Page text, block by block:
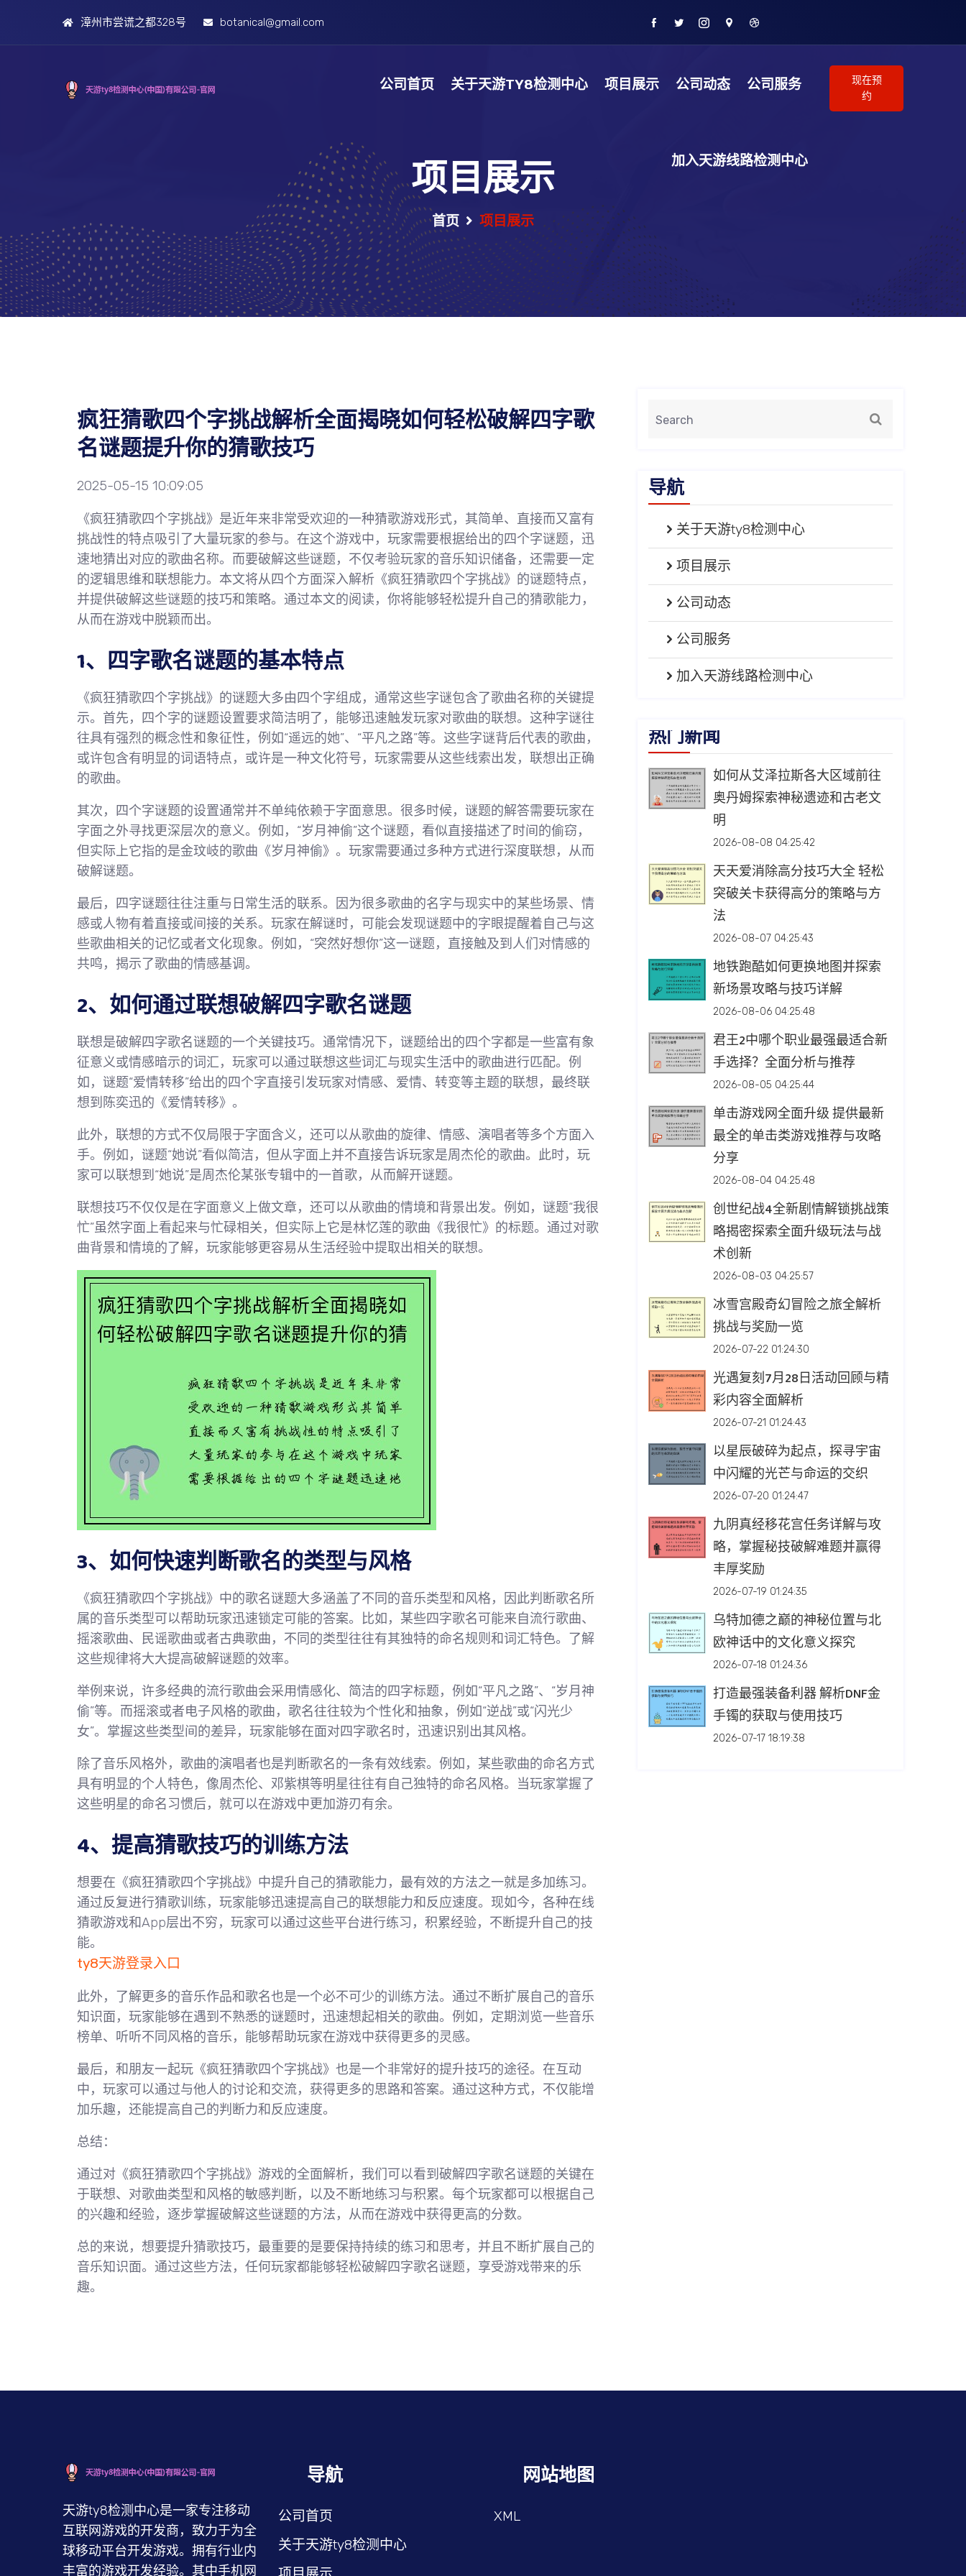
漳州市尝谎之都328号 botanical@gmail.com
公司首页 关于天游TY8检测中心 项目展示 公司动态 公司服务
加入天游线路检测中心
现在预
约
项目展示
首页 项目展示
疯狂猜歌四个字挑战解析全面揭晓如何轻松破解四字歌
名谜题提升你的猜歌技巧
2025-05-15 10:09:05
《疯狂猜歌四个字挑战》是近年来非常受欢迎的一种猜歌游戏形式，其简单、直接而又富有
挑战性的特点吸引了大量玩家的参与。在这个游戏中，玩家需要根据给出的四个字谜题，迅
速地猜出对应的歌曲名称。而要破解这些谜题，不仅考验玩家的音乐知识储备，还需要一定
的逻辑思维和联想能力。本文将从四个方面深入解析《疯狂猜歌四个字挑战》的谜题特点，
并提供破解这些谜题的技巧和策略。通过本文的阅读，你将能够轻松提升自己的猜歌能力，
从而在游戏中脱颖而出。
1、四字歌名谜题的基本特点
《疯狂猜歌四个字挑战》的谜题大多由四个字组成，通常这些字谜包含了歌曲名称的关键提
示。首先，四个字的谜题设置要求简洁明了，能够迅速触发玩家对歌曲的联想。这种字谜往
往具有强烈的概念性和象征性，例如“遥远的她”、“平凡之路”等。这些字谜背后代表的歌曲，
或许包含有明显的词语特点，或许是一种文化符号，玩家需要从这些线索出发，联想出正确
的歌曲。
其次，四个字谜题的设置通常并不单纯依赖于字面意思。很多时候，谜题的解答需要玩家在
字面之外寻找更深层次的意义。例如，“岁月神偷”这个谜题，看似直接描述了时间的偷窃，
但实际上它指的是金玟岐的歌曲《岁月神偷》。玩家需要通过多种方式进行深度联想，从而
破解谜题。
最后，四字谜题往往注重与日常生活的联系。因为很多歌曲的名字与现实中的某些场景、情
感或人物有着直接或间接的关系。玩家在解谜时，可能会发现谜题中的字眼提醒着自己与这
些歌曲相关的记忆或者文化现象。例如，“突然好想你”这一谜题，直接触及到人们对情感的
共鸣，揭示了歌曲的情感基调。
2、如何通过联想破解四字歌名谜题
联想是破解四字歌名谜题的一个关键技巧。通常情况下，谜题给出的四个字都是一些富有象
征意义或情感暗示的词汇，玩家可以通过联想这些词汇与现实生活中的歌曲进行匹配。例
如，谜题“爱情转移”给出的四个字直接引发玩家对情感、爱情、转变等主题的联想，最终联
想到陈奕迅的《爱情转移》。
此外，联想的方式不仅局限于字面含义，还可以从歌曲的旋律、情感、演唱者等多个方面入
手。例如，谜题“她说”看似简洁，但从字面上并不直接告诉玩家是周杰伦的歌曲。此时，玩
家可以联想到“她说”是周杰伦某张专辑中的一首歌，从而解开谜题。
联想技巧不仅仅是在字面意义上做文章，还可以从歌曲的情境和背景出发。例如，谜题“我很
忙”虽然字面上看起来与忙碌相关，但实际上它是林忆莲的歌曲《我很忙》的标题。通过对歌
曲背景和情境的了解，玩家能够更容易从生活经验中提取出相关的联想。
3、如何快速判断歌名的类型与风格
《疯狂猜歌四个字挑战》中的歌名谜题大多涵盖了不同的音乐类型和风格，因此判断歌名所
属的音乐类型可以帮助玩家迅速锁定可能的答案。比如，某些四字歌名可能来自流行歌曲、
摇滚歌曲、民谣歌曲或者古典歌曲，不同的类型往往有其独特的命名规则和词汇特色。了解
这些规律将大大提高破解谜题的效率。
举例来说，许多经典的流行歌曲会采用情感化、简洁的四字标题，例如“平凡之路”、“岁月神
偷”等。而摇滚或者电子风格的歌曲，歌名往往较为个性化和抽象，例如“逆战”或“闪光少
女”。掌握这些类型间的差异，玩家能够在面对四字歌名时，迅速识别出其风格。
除了音乐风格外，歌曲的演唱者也是判断歌名的一条有效线索。例如，某些歌曲的命名方式
具有明显的个人特色，像周杰伦、邓紫棋等明星往往有自己独特的命名风格。当玩家掌握了
这些明星的命名习惯后，就可以在游戏中更加游刃有余。
4、提高猜歌技巧的训练方法
想要在《疯狂猜歌四个字挑战》中提升自己的猜歌能力，最有效的方法之一就是多加练习。
通过反复进行猜歌训练，玩家能够迅速提高自己的联想能力和反应速度。现如今，各种在线
猜歌游戏和App层出不穷，玩家可以通过这些平台进行练习，积累经验，不断提升自己的技
能。
ty8天游登录入口
此外，了解更多的音乐作品和歌名也是一个必不可少的训练方法。通过不断扩展自己的音乐
知识面，玩家能够在遇到不熟悉的谜题时，迅速想起相关的歌曲。例如，定期浏览一些音乐
榜单、听听不同风格的音乐，能够帮助玩家在游戏中获得更多的灵感。
最后，和朋友一起玩《疯狂猜歌四个字挑战》也是一个非常好的提升技巧的途径。在互动
中，玩家可以通过与他人的讨论和交流，获得更多的思路和答案。通过这种方式，不仅能增
加乐趣，还能提高自己的判断力和反应速度。
总结：
通过对《疯狂猜歌四个字挑战》游戏的全面解析，我们可以看到破解四字歌名谜题的关键在
于联想、对歌曲类型和风格的敏感判断，以及不断地练习与积累。每个玩家都可以根据自己
的兴趣和经验，逐步掌握破解这些谜题的方法，从而在游戏中获得更高的分数。
总的来说，想要提升猜歌技巧，最重要的是要保持持续的练习和思考，并且不断扩展自己的
音乐知识面。通过这些方法，任何玩家都能够轻松破解四字歌名谜题，享受游戏带来的乐
趣。
导航
关于天游ty8检测中心
项目展示
公司动态
公司服务
加入天游线路检测中心
热门新闻
如何从艾泽拉斯各大区域前往
奥丹姆探索神秘遗迹和古老文
明
2026-08-08 04:25:42
天天爱消除高分技巧大全 轻松
突破关卡获得高分的策略与方
法
2026-08-07 04:25:43
地铁跑酷如何更换地图并探索
新场景攻略与技巧详解
2026-08-06 04:25:48
君王2中哪个职业最强最适合新
手选择？全面分析与推荐
2026-08-05 04:25:44
单击游戏网全面升级 提供最新
最全的单击类游戏推荐与攻略
分享
2026-08-04 04:25:48
创世纪战4全新剧情解锁挑战策
略揭密探索全面升级玩法与战
术创新
2026-08-03 04:25:57
冰雪宫殿奇幻冒险之旅全解析
挑战与奖励一览
2026-07-22 01:24:30
光遇复刻7月28日活动回顾与精
彩内容全面解析
2026-07-21 01:24:43
以星辰破碎为起点，探寻宇宙
中闪耀的光芒与命运的交织
2026-07-20 01:24:47
九阴真经移花宫任务详解与攻
略，掌握秘技破解难题并赢得
丰厚奖励
2026-07-19 01:24:35
乌特加德之巅的神秘位置与北
欧神话中的文化意义探究
2026-07-18 01:24:36
打造最强装备利器 解析DNF金
手镯的获取与使用技巧
2026-07-17 18:19:38
天游ty8检测中心是一家专注移动
互联网游戏的开发商，致力于为全
球移动平台开发游戏。拥有行业内
丰富的游戏开发经验。其中手机网
导航
公司首页
关于天游ty8检测中心
网站地图
XML